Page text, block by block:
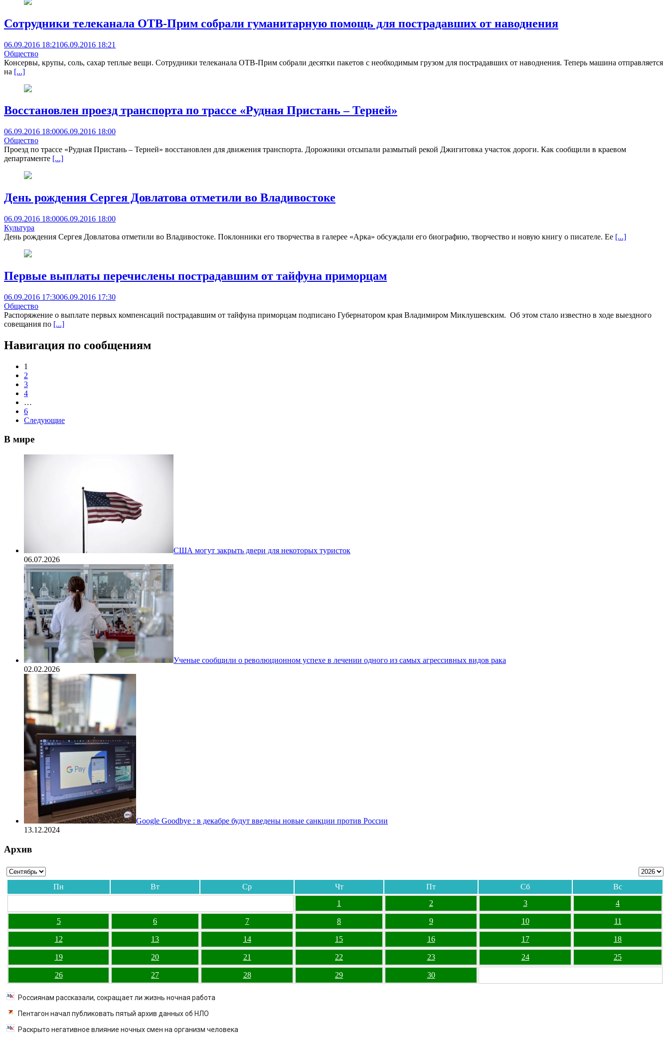
Сотрудники телеканала ОТВ-Прим собрали гуманитарную помощь для пострадавших от наводнения
06.09.2016 18:2106.09.2016 18:21
Общество
Консервы, крупы, соль, сахар теплые вещи. Сотрудники телеканала ОТВ-Прим собрали десятки пакетов с необходимым грузом для пострадавших от наводнения. Теперь машина отправляется
на [...]
Восстановлен проезд транспорта по трассе «Рудная Пристань – Терней»
06.09.2016 18:0006.09.2016 18:00
Общество
Проезд по трассе «Рудная Пристань – Терней» восстановлен для движения транспорта. Дорожники отсыпали размытый рекой Джигитовка участок дороги. Как сообщили в краевом
департаменте [...]
День рождения Сергея Довлатова отметили во Владивостоке
06.09.2016 18:0006.09.2016 18:00
Культура
День рождения Сергея Довлатова отметили во Владивостоке. Поклонники его творчества в галерее «Арка» обсуждали его биографию, творчество и новую книгу о писателе. Ее [...]
Первые выплаты перечислены пострадавшим от тайфуна приморцам
06.09.2016 17:3006.09.2016 17:30
Общество
Распоряжение о выплате первых компенсаций пострадавшим от тайфуна приморцам подписано Губернатором края Владимиром Миклушевским. Об этом стало известно в ходе выездного
совещания по [...]
Навигация по сообщениям
1
2
3
4
…
6
Следующие
В мире
США могут закрыть двери для некоторых туристок
06.07.2026
Ученые сообщили о революционном успехе в лечении одного из самых агрессивных видов рака
02.02.2026
Google Goodbye : в декабре будут введены новые санкции против России
13.12.2024
Архив
Пн Вт Ср Чт Пт Сб
Вс
1
2 3 4
5 6 7 8 9 10 11
12 13 14 15 16 17 18
19 20 21 22 23 24 25
26 27 28 29 30
Россиянам рассказали, сокращает ли жизнь ночная работа
Пентагон начал публиковать пятый архив данных об НЛО
Раскрыто негативное влияние ночных смен на организм человека